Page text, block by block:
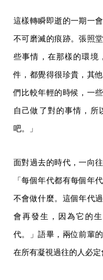
這樣轉瞬即逝的一期一
不可磨滅的痕跡。張照
些事情，在那樣的環境
件，都覺得很珍貴，其
們比較年輕的時候，一
自己做了對的事情，所
吧。」
面對過去的時代，一向
「每個年代都有每個年
不會做什麼。這個年代
會再發生，因為它的
代。」語畢，兩位前輩
在所有凝視過往的人必定